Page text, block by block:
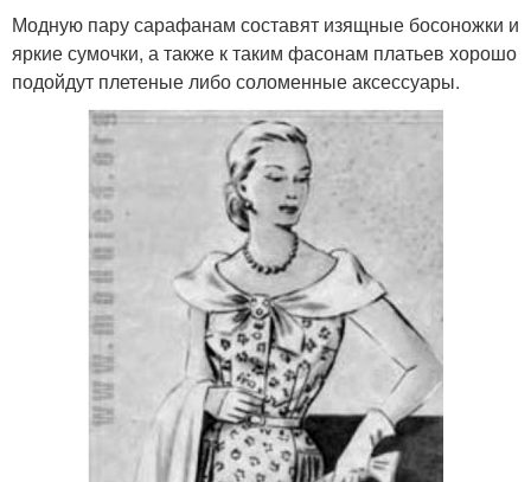
Модную пару сарафанам составят изящные босоножки и
яркие сумочки, а также к таким фасонам платьев хорошо
подойдут плетеные либо соломенные аксессуары.